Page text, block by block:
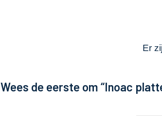
Er
Wees de eerste om “Inoac